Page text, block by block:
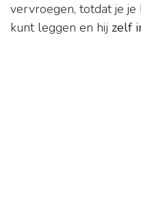
vervroegen, totdat je je
kunt leggen en hij zelf